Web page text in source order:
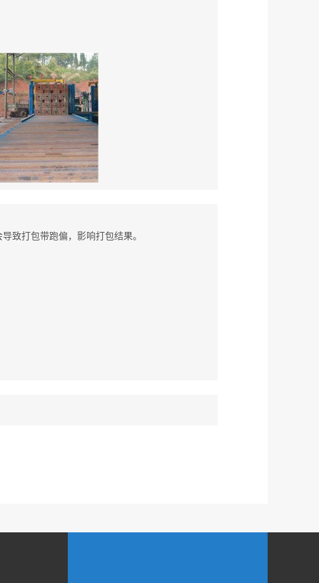
致打包带跑偏，影响打包结果。